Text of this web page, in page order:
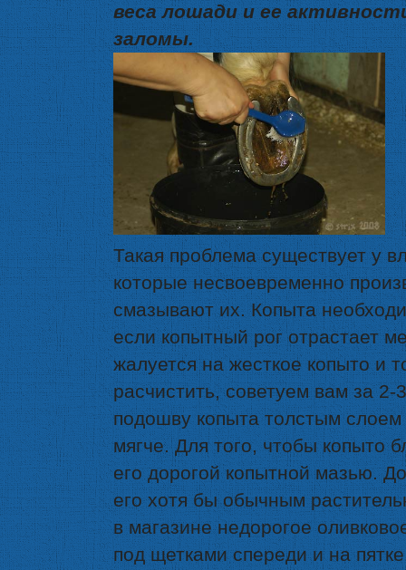
веса лошади и ее
заломы.
Такая проблема существует у
которые несвоевременно
смазывают их. Копыта
если копытный рог отрастает
жалуется на жесткое копыто и
расчистить, советуем вам за
подошву копыта толстым слоем
мягче. Для того, чтобы копыто
его дорогой копытной мазью.
его хотя бы обычным
в магазине недорогое
под щетками спереди и на